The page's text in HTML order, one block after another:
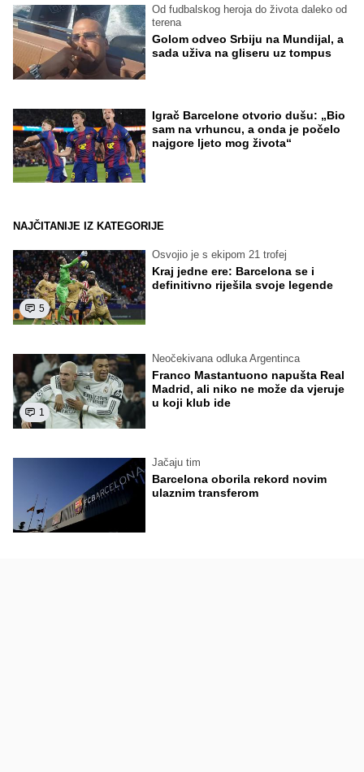
Od fudbalskog heroja do života daleko od
terena
Golom odveo Srbiju na Mundijal, a
sada uživa na gliseru uz tompus
Igrač Barcelone otvorio dušu: „Bio
sam na vrhuncu, a onda je počelo
najgore ljeto mog života“
NAJČITANIJE IZ KATEGORIJE
5
Osvojio je s ekipom 21 trofej
Kraj jedne ere: Barcelona se i
definitivno riješila svoje legende
1
Neočekivana odluka Argentinca
Franco Mastantuono napušta Real
Madrid, ali niko ne može da vjeruje
u koji klub ide
Jačaju tim
Barcelona oborila rekord novim
ulaznim transferom